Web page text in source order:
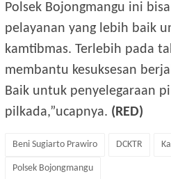
Polsek Bojongmangu ini
pelayanan yang lebih baik
kamtibmas. Terlebih pada
membantu kesuksesan
Baik untuk penyelegaraan
pilkada,”ucapnya. (RED)
Beni Sugiarto Prawiro DCKTR
Polsek Bojongmangu